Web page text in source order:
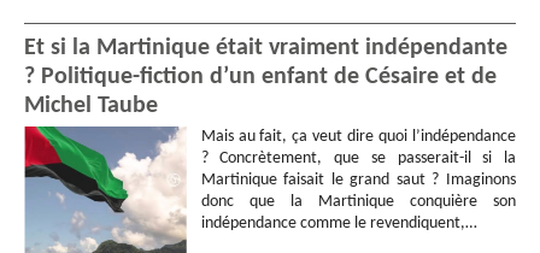
Et si la Martinique était vraiment indépendante
? Politique-fiction d’un enfant de Césaire et de
Michel Taube
Mais au fait, ça veut dire quoi l’indépendance
? Concrètement, que se passerait-il si la
Martinique faisait le grand saut ? Imaginons
donc que la Martinique conquière son
indépendance comme le revendiquent,…